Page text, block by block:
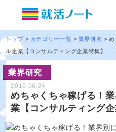
トップ カテゴリー一覧 業界研究
め
ル企業【コンサルティング企業特集】
業界研究
2016.06.24
めちゃくちゃ稼げる！
業【コンサルティング企